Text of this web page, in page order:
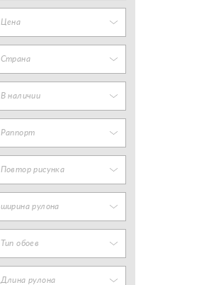
Цена
Страна
В наличии
Раппорт
Повтор рисунка
ширина рулона
Тип обоев
Длина рулона